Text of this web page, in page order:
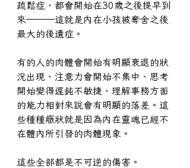
疏鬆症，都會開始在30歲之後提早到
來───這就是內在小孩被奪舍之後
最大的後遺症。
有的人的肉體會開始有明顯衰退的狀
況出現、注意力會開始不集中、思考
開始變得遲鈍不敏捷、理解事務方面
的能力相對來說會有明顯的落差。這
些種種癥狀就是因為內在靈魂已經不
在體內所引發的肉體現象。
這些全部都是不可逆的傷害。